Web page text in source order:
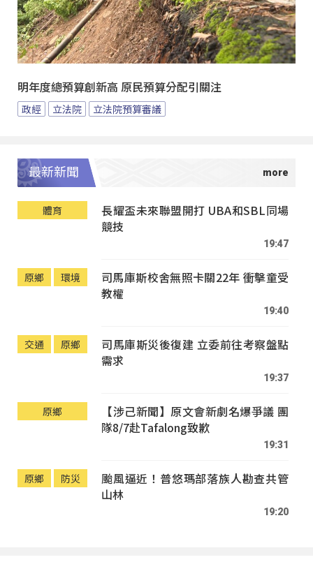
明年度總預算創新高 原民預算分配引關注
政經 立法院 立法院預算審議
最新新聞
體育
長耀盃未來聯盟開打 UBA和SBL同場
競技
19:47
原鄉 環境
司馬庫斯校舍無照卡關22年 衝擊童受
教權
19:40
交通 原鄉
司馬庫斯災後復建 立委前往考察盤點
需求
19:37
原鄉
【涉己新聞】原文會新劇名爆爭議 團
隊8/7赴Tafalong致歉
19:31
原鄉 防災
颱風逼近！普悠瑪部落族人勘查共管
山林
19:20